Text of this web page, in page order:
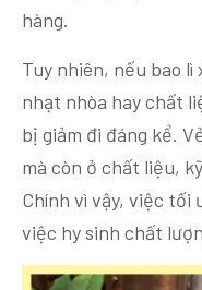
hàng.
Tuy nhiên, nếu bao lì
nhạt nhòa hay chất
bị giảm đi đáng kể.
mà còn ở chất liệu,
Chính vì vậy, việc tối
việc hy sinh chất